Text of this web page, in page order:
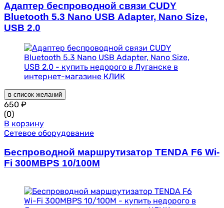
Адаптер беспроводной связи CUDY
Bluetooth 5.3 Nano USB Adapter, Nano Size,
USB 2.0
в список желаний
650 ₽
(0)
В корзину
Сетевое оборудование
Беспроводной маршрутизатор TENDA F6 Wi-
Fi 300MBPS 10/100M